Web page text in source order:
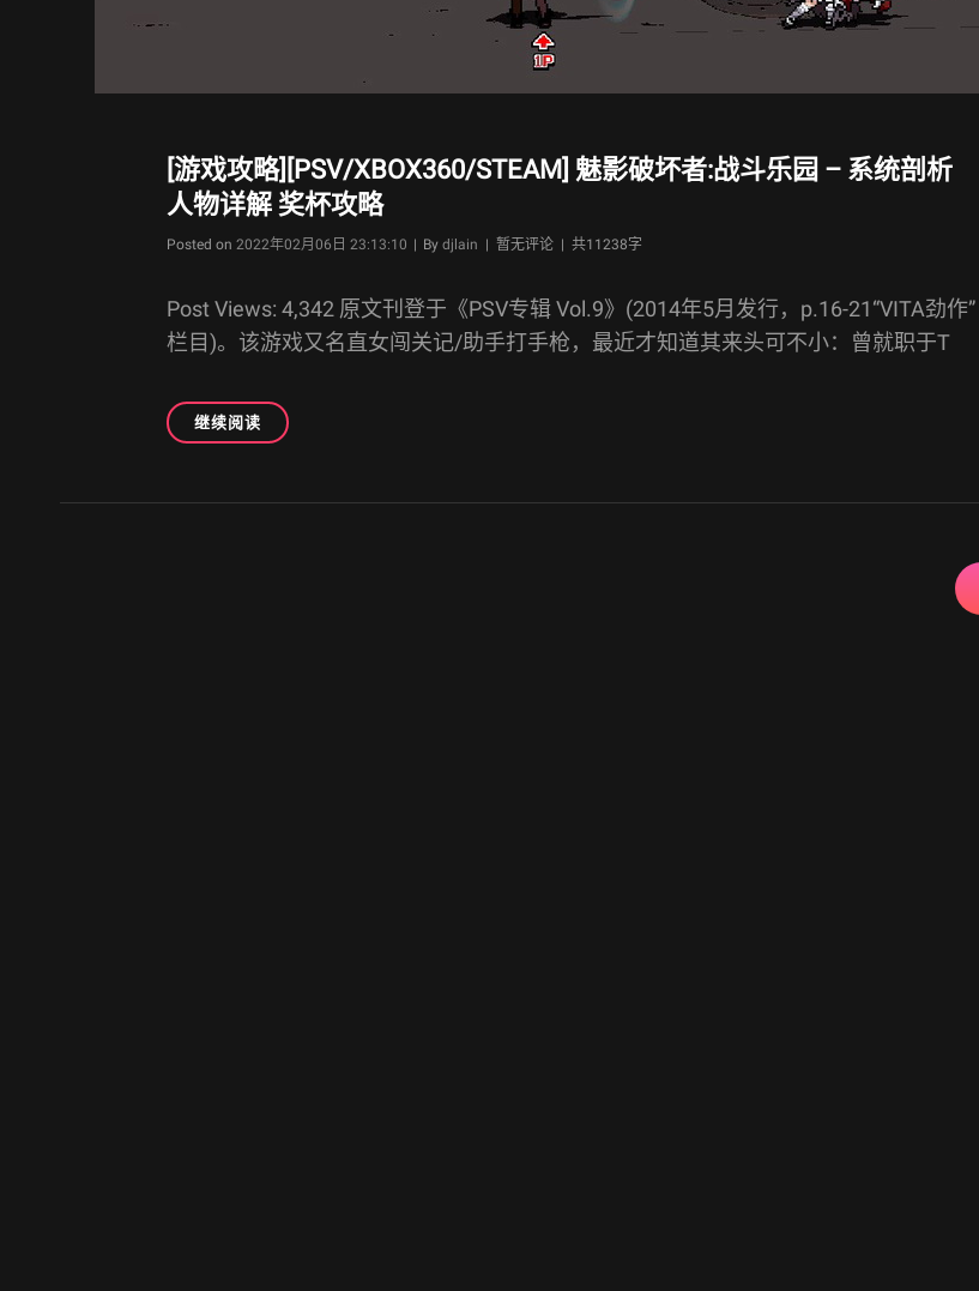
[游戏攻略][PSV/XBOX360/STEAM] 魅影破坏者:战斗乐园 – 系统剖析
人物详解 奖杯攻略
Posted on2022年02月06日 23:13:10 | ByByline
djlain | 暂无评论 |共11238字
Post Views: 4,342 原文刊登于《PSV专辑 Vol.9》(2014年5月发行，p.16-21“VITA劲作”
栏目)。该游戏又名直女闯关记/助手打手枪，最近才知道其来头可不小：曾就职于T
继续阅读
戏